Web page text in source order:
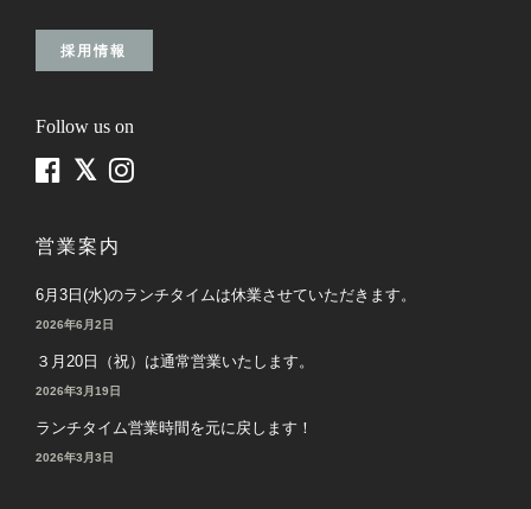
採用情報
Follow us on
営業案内
6月3日(水)のランチタイムは休業させていただきます。
2026年6月2日
３月20日（祝）は通常営業いたします。
2026年3月19日
ランチタイム営業時間を元に戻します！
2026年3月3日